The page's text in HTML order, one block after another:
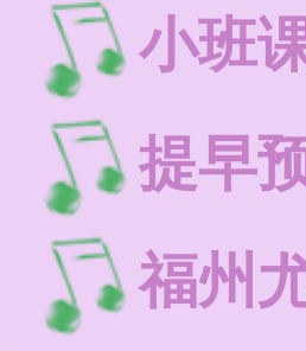
小班
提早
福州